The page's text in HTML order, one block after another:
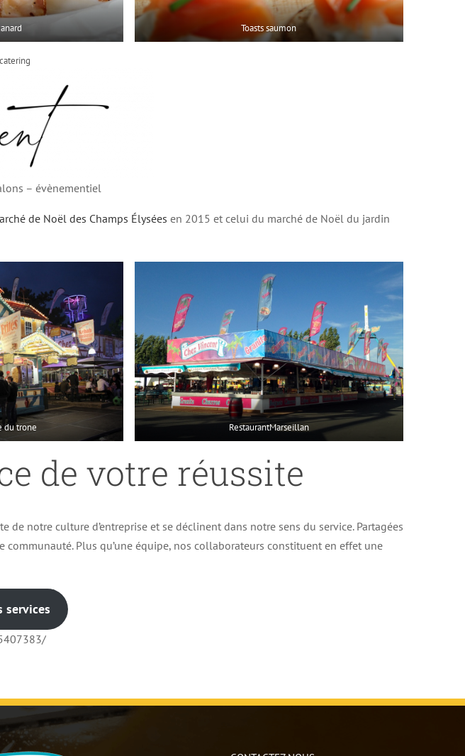
Toasts saumon
– évènementiel
de Noël des Champs Élysées en 2015 et celui du marché de Noël du jardin
du trone RestaurantMarseillan
de votre réussite
notre culture d’entreprise et se déclinent dans notre sens du service. Partagées
Plus qu’une équipe, nos collaborateurs constituent en effet une
services